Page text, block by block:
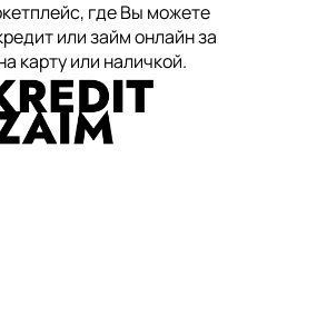
где Вы можете
или займ онлайн за
карту или наличкой.